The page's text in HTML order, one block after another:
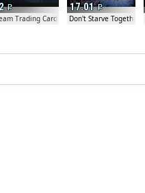
GiftTrading Card Beta
17.01
Don't Starve Together